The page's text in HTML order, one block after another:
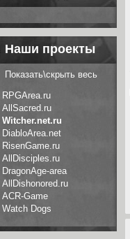
Наши проекты
Показать\скрыть весь
RPGArea.ru
AllSacred.ru
Witcher.net.ru
DiabloArea.net
RisenGame.ru
AllDisciples.ru
DragonAge-area
AllDishonored.ru
ACR-Game
Watch Dogs